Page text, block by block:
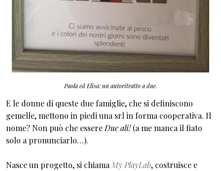
Paola ed Elisa: un autoritratto a due.
E le donne di queste due famiglie, che si definiscono
gemelle, mettono in piedi una srl in forma cooperativa. Il
nome? Non può che essere Due ali!(a me manca il fiato
solo a pronunciarlo…).
Nasce un progetto, si chiama My PlayLab, costruisce e